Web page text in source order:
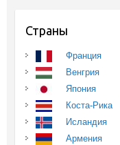
Страны
Франция
Венгрия
Япония
Коста-Рика
Исландия
Армения